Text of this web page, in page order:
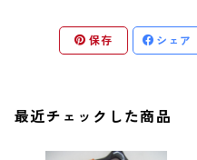
保存 シェア
最近チェックした商品